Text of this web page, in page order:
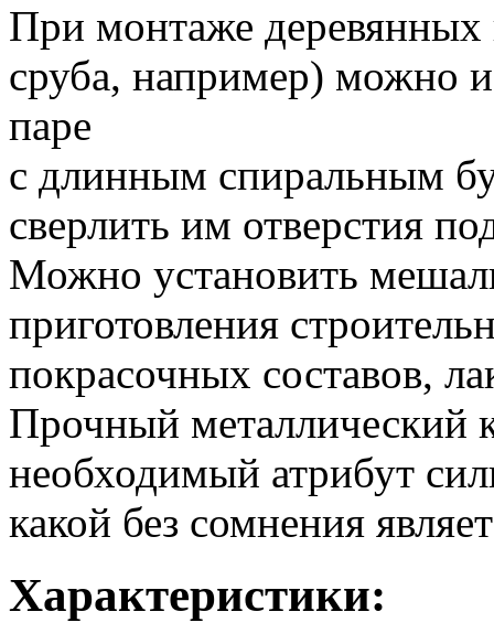
При монтаже деревянных
сруба, например) можно
паре
с длинным спиральным
сверлить им отверстия
Можно установить
приготовления
покрасочных составов,
Прочный металлический
необходимый атрибут
какой без сомнения
Характеристики: